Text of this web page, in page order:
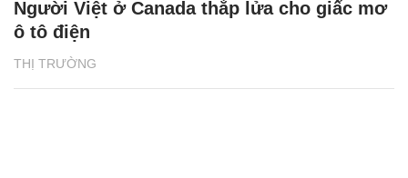
THỊ TRƯỜNG
Người Việt ở Canada thắp lửa cho giấc mơ
ô tô điện